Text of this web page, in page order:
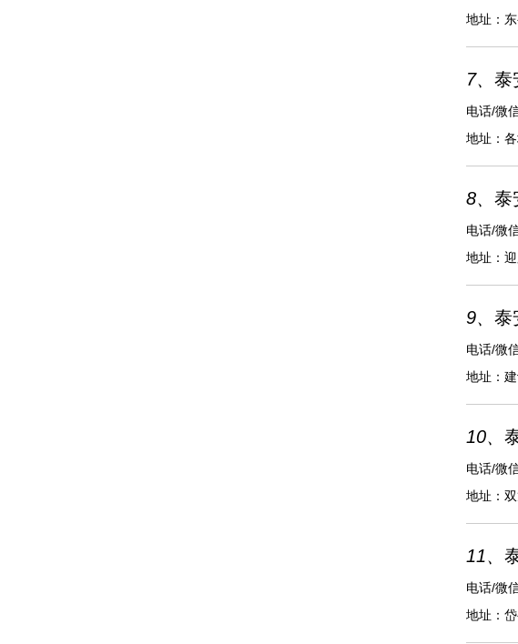
地址：
7、 泰
电话/微
地址：
8、 泰
电话/微
地址：
9、 泰
电话/微
地址：
10、
电话/微
地址：
11、
电话/微
地址：